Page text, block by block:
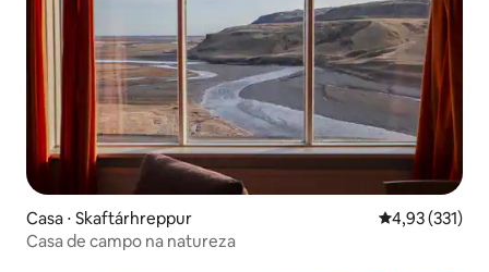
Casa ⋅ Skaftárhreppur 4,93 de uma
4,93 (331)
Casa de campo na natureza